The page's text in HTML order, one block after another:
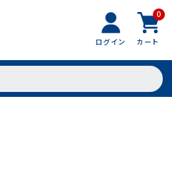
ログイン
0
カート